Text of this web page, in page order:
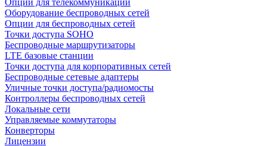
Опции для телекоммуникаций
Оборудование беспроводных сетей
Опции для беспроводных сетей
Точки доступа SOHO
Беспроводные маршрутизаторы
LTE базовые станции
Точки доступа для корпоративных сетей
Беспроводные сетевые адаптеры
Уличные точки доступа/радиомосты
Контроллеры беспроводных сетей
Локальные сети
Управляемые коммутаторы
Конверторы
Лицензии